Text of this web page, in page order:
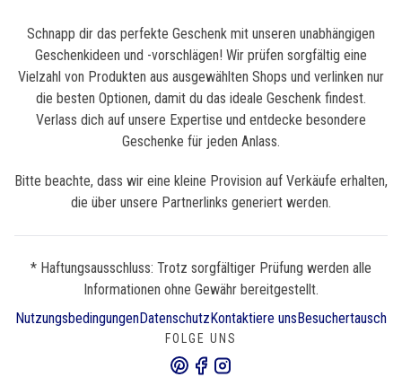
Schnapp dir das perfekte Geschenk mit unseren unabhängigen
Geschenkideen und -vorschlägen! Wir prüfen sorgfältig eine
Vielzahl von Produkten aus ausgewählten Shops und verlinken nur
die besten Optionen, damit du das ideale Geschenk findest.
Verlass dich auf unsere Expertise und entdecke besondere
Geschenke für jeden Anlass.
Bitte beachte, dass wir eine kleine Provision auf Verkäufe erhalten,
die über unsere Partnerlinks generiert werden.
* Haftungsausschluss: Trotz sorgfältiger Prüfung werden alle
Informationen ohne Gewähr bereitgestellt.
NutzungsbedingungenDatenschutz Kontaktiere uns Besuchertausch
FOLGE UNS